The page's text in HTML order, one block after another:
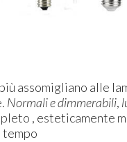
assomigliano alle
Normali e dimmerabili,
, esteticamente
tempo